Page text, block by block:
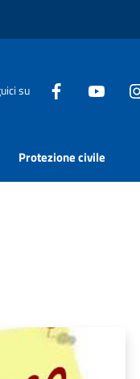
su
Protezione civile